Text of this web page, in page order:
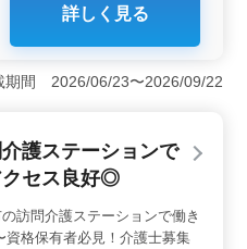
者様の明るい未来を支え
助や排泄介助から生活援
通じて、患者様の生活を
ます。 ＜働きやすさ＞
や車通勤可能、そして介
系が整っています。また
れ、経験やスキルを存分
護業務であり、地域の
することができます。患
詳しく見る
期間 2026/06/23〜2026/09/22
護ステーションで
クセス良好◎
訪問介護ステーションで働き
資格保有者必見！介護士募集